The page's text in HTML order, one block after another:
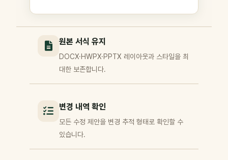
원본 서식 유지
DOCX·HWPX·PPTX 레이아웃과 스타일을 최
대한 보존합니다.
변경 내역 확인
모든 수정 제안을 변경 추적 형태로 확인할 수
있습니다.